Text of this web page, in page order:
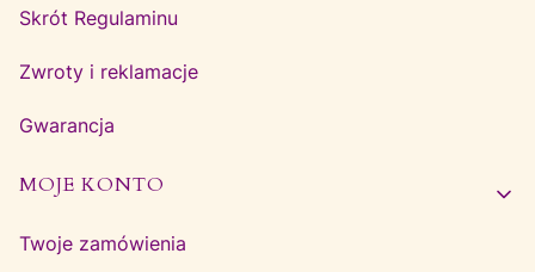
Skrót Regulaminu
Zwroty i reklamacje
Gwarancja
MOJE KONTO
Twoje zamówienia